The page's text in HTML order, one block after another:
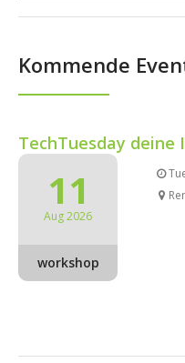
Kommende
TechTuesday deine
11
Aug 2026
workshop